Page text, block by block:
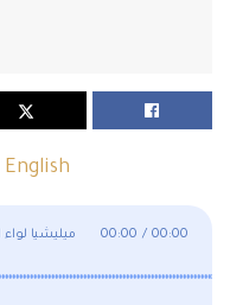
English
ميليشيا 00:00 / 00:00